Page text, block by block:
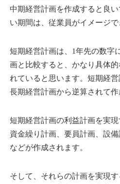
中期経営計画を作成すると良
い期間は、従業員がイメージで
短期経営計画は、1年先の数字
画と比較すると、かなり具体
れていると思います。短期経
長期経営計画から逆算されて作
短期経営計画の利益計画を実
資金繰り計画、要員計画、設
などが作成されます。
そして、それらの計画を実現